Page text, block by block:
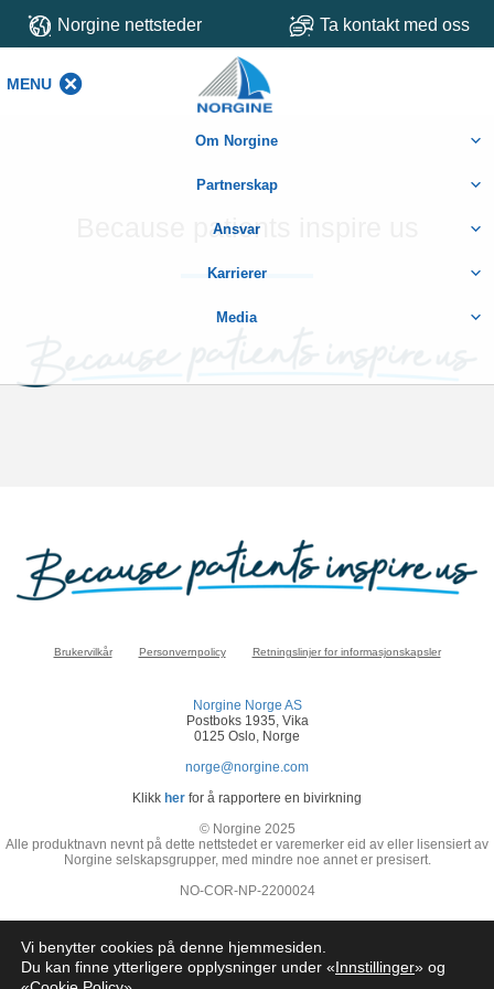
Norgine nettsteder Ta kontakt med oss
MENU
Om Norgine
Partnerskap
Ansvar
Karrierer
Media
Because patients inspire us
Brukervilkår Personvernpolicy Retningslinjer for informasjonskapsler
Norgine Norge AS
Postboks 1935, Vika
0125 Oslo, Norge
norge@norgine.com
Klikk her for å rapportere en bivirkning
© Norgine 2025
Alle produktnavn nevnt på dette nettstedet er varemerker eid av eller lisensiert av
Norgine selskapsgrupper, med mindre noe annet er presisert.
NO-COR-NP-2200024
Vi benytter cookies på denne hjemmesiden.
Du kan finne ytterligere opplysninger under «Innstillinger» og